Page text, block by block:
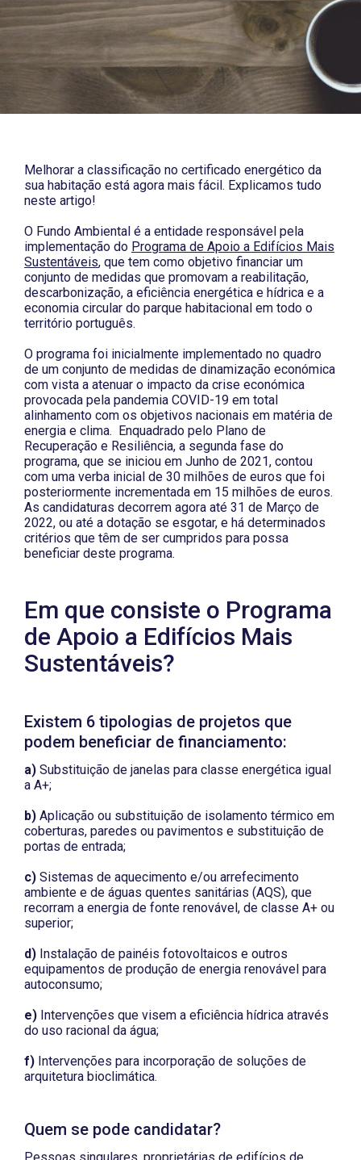
Melhorar a classificação no certificado energético da
sua habitação está agora mais fácil. Explicamos tudo
neste artigo!
O Fundo Ambiental é a entidade responsável pela
implementação do Programa de Apoio a Edifícios Mais
Sustentáveis, que tem como objetivo financiar um
conjunto de medidas que promovam a reabilitação,
descarbonização, a eficiência energética e hídrica e a
economia circular do parque habitacional em todo o
território português.
O programa foi inicialmente implementado no quadro
de um conjunto de medidas de dinamização económica
com vista a atenuar o impacto da crise económica
provocada pela pandemia COVID-19 em total
alinhamento com os objetivos nacionais em matéria de
energia e clima. Enquadrado pelo Plano de
Recuperação e Resiliência, a segunda fase do
programa, que se iniciou em Junho de 2021, contou
com uma verba inicial de 30 milhões de euros que foi
posteriormente incrementada em 15 milhões de euros.
As candidaturas decorrem agora até 31 de Março de
2022, ou até a dotação se esgotar, e há determinados
critérios que têm de ser cumpridos para possa
beneficiar deste programa.
Em que consiste o Programa
de Apoio a Edifícios Mais
Sustentáveis?
Existem 6 tipologias de projetos que
podem beneficiar de financiamento:
a) Substituição de janelas para classe energética igual
a A+;
b) Aplicação ou substituição de isolamento térmico em
coberturas, paredes ou pavimentos e substituição de
portas de entrada;
c) Sistemas de aquecimento e/ou arrefecimento
ambiente e de águas quentes sanitárias (AQS), que
recorram a energia de fonte renovável, de classe A+ ou
superior;
d) Instalação de painéis fotovoltaicos e outros
equipamentos de produção de energia renovável para
autoconsumo;
e) Intervenções que visem a eficiência hídrica através
do uso racional da água;
f) Intervenções para incorporação de soluções de
arquitetura bioclimática.
Quem se pode candidatar?